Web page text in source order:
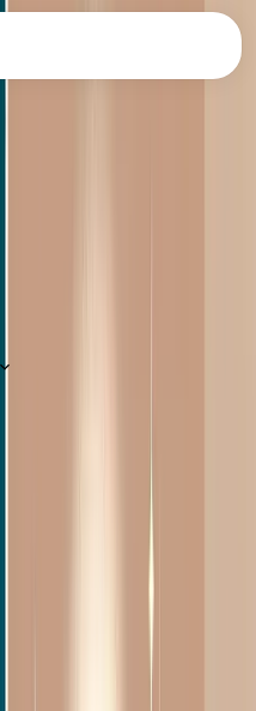
de complete gids
45%+